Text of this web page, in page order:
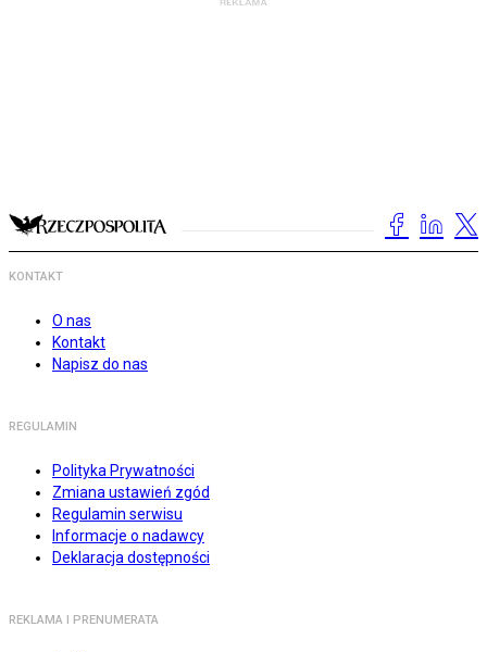
KONTAKT
O nas
Kontakt
Napisz do nas
REGULAMIN
Polityka Prywatności
Zmiana ustawień zgód
Regulamin serwisu
Informacje o nadawcy
Deklaracja dostępności
REKLAMA I PRENUMERATA